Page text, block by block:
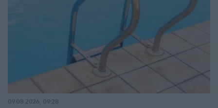
09.08.2026, 09:28